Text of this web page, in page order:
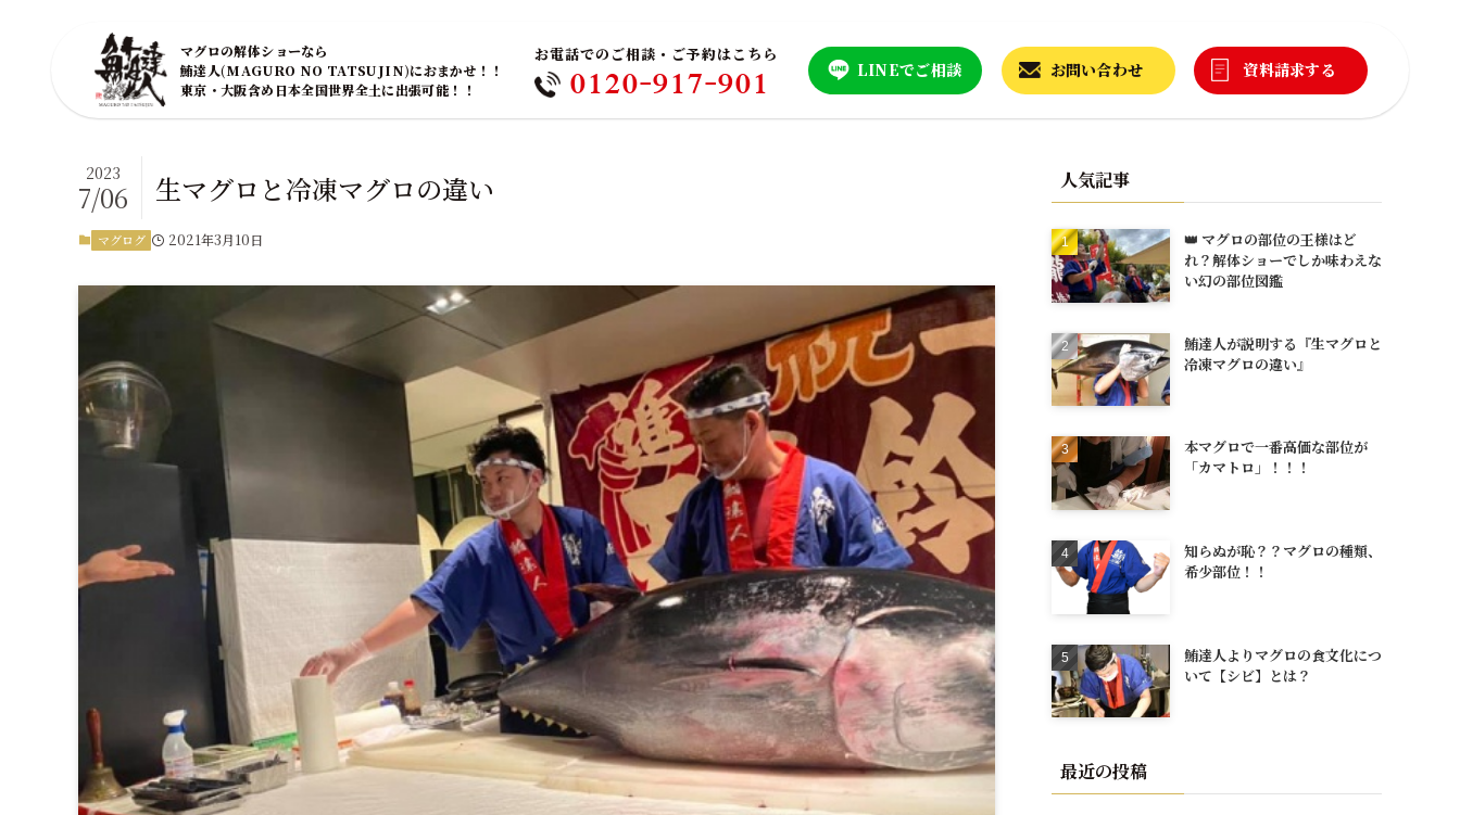
マグロの解体ショーなら
鮪達人(MAGURO NO TATSUJIN)におまかせ！！
東京・大阪含め日本全国世界全土に出張可能！！
お電話でのご相談・ご予約はこちら
0120-917-901 LINEでご相談 お問い合わせ 資料請求する
生マグロと冷凍マグロの違い
2023
7/06
マグログ 2021年3月10日
人気記事
👑 マグロの部位の王様はど
れ？解体ショーでしか味わえな
い幻の部位図鑑
鮪達人が説明する『生マグロと
冷凍マグロの違い』
本マグロで一番高価な部位が
「カマトロ」！！！
知らぬが恥？？マグロの種類、
希少部位！！
鮪達人よりマグロの食文化につ
いて【シビ】とは？
最近の投稿